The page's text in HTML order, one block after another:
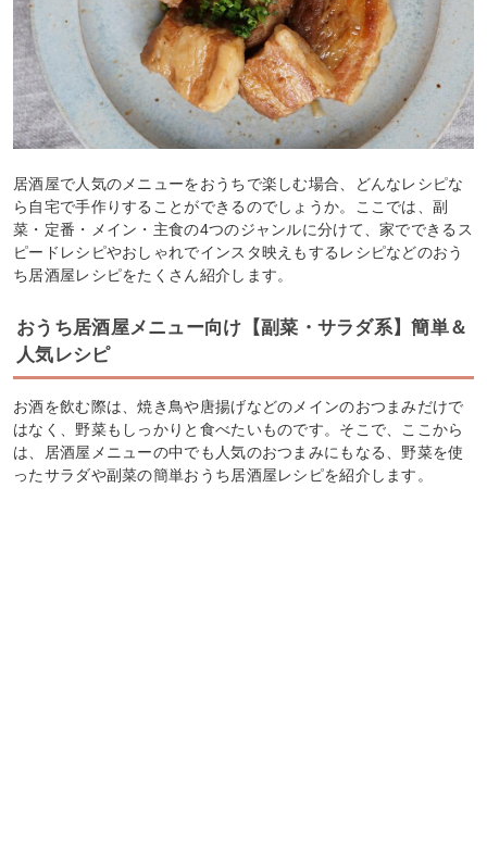
居酒屋で人気のメニューをおうちで楽しむ場合、どんなレシピな
ら自宅で手作りすることができるのでしょうか。ここでは、副
菜・定番・メイン・主食の4つのジャンルに分けて、家でできるス
ピードレシピやおしゃれでインスタ映えもするレシピなどのおう
ち居酒屋レシピをたくさん紹介します。
おうち居酒屋メニュー向け【副菜・サラダ系】簡単＆
人気レシピ
お酒を飲む際は、焼き鳥や唐揚げなどのメインのおつまみだけで
はなく、野菜もしっかりと食べたいものです。そこで、ここから
は、居酒屋メニューの中でも人気のおつまみにもなる、野菜を使
ったサラダや副菜の簡単おうち居酒屋レシピを紹介します。